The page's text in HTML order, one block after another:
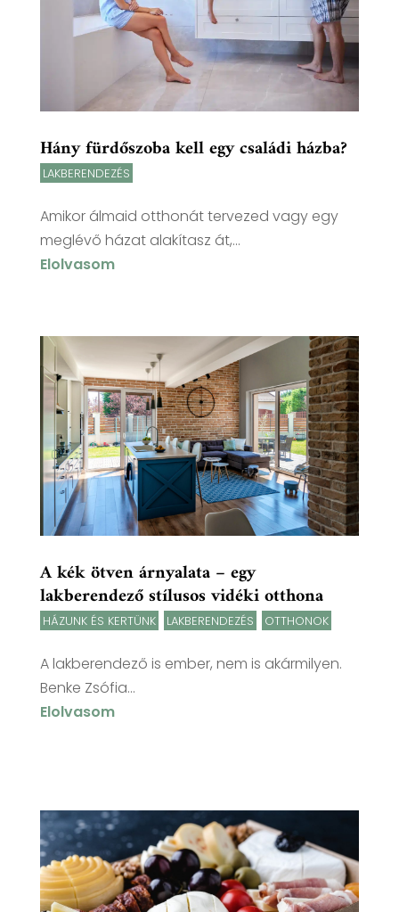
Hány fürdőszoba kell egy családi házba?
LAKBERENDEZÉS
Amikor álmaid otthonát tervezed vagy egy
meglévő házat alakítasz át,...
Elolvasom
A kék ötven árnyalata – egy
lakberendező stílusos vidéki otthona
HÁZUNK ÉS KERTÜNK LAKBERENDEZÉS OTTHONOK
A lakberendező is ember, nem is akármilyen.
Benke Zsófia...
Elolvasom